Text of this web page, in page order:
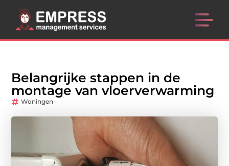
Belangrijke stappen in de
montage van vloerverwarming
Woningen